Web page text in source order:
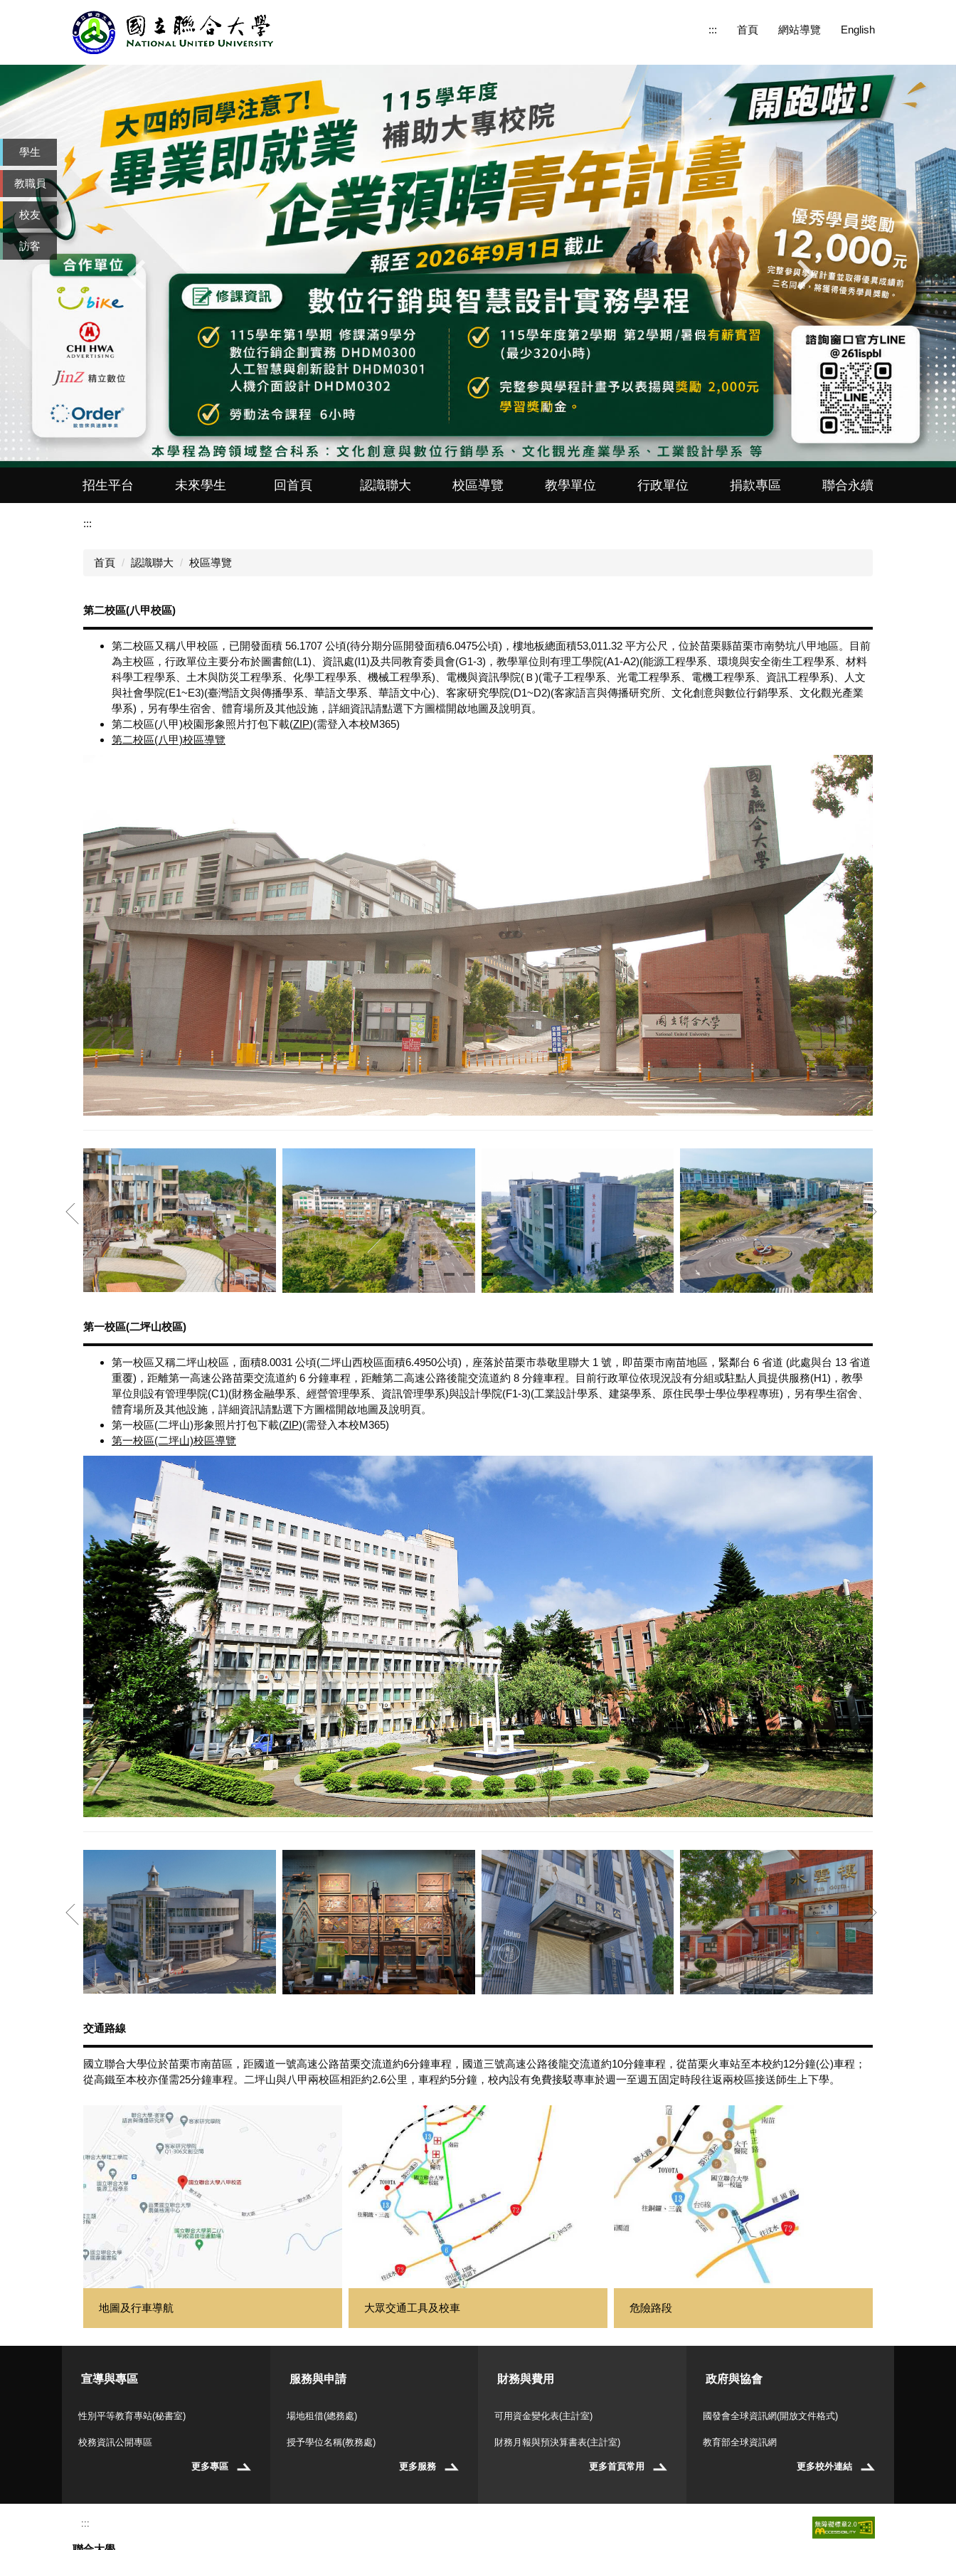
區
::: 首頁 網站導覽 English
學生
教職員
校友
訪客
招生平台 未來學生 回首頁 認識聯大 校區導覽 教學單位 行政單位 捐款專區 聯合永續
:::
首頁 認識聯大 校區導覽
第二校區(八甲校區)
第二校區又稱八甲校區，已開發面積 56.1707 公頃(待分期分區開發面積6.0475公頃)，樓地板總面積53,011.32 平方公尺，位於苗栗縣苗栗市南勢坑八甲地區。目前
為主校區，行政單位主要分布於圖書館(L1)、資訊處(I1)及共同教育委員會(G1-3)，教學單位則有理工學院(A1-A2)(能源工程學系、環境與安全衛生工程學系、材料
科學工程學系、土木與防災工程學系、化學工程學系、機械工程學系)、電機與資訊學院(Ｂ)(電子工程學系、光電工程學系、電機工程學系、資訊工程學系)、人文
與社會學院(E1~E3)(臺灣語文與傳播學系、華語文學系、華語文中心)、客家研究學院(D1~D2)(客家語言與傳播研究所、文化創意與數位行銷學系、文化觀光產業
學系)，另有學生宿舍、體育場所及其他設施，詳細資訊請點選下方圖檔開啟地圖及說明頁。
第二校區(八甲)校園形象照片打包下載(ZIP)(需登入本校M365)
第二校區(八甲)校區導覽
第一校區(二坪山校區)
第一校區又稱二坪山校區，面積8.0031 公頃(二坪山西校區面積6.4950公頃)，座落於苗栗市恭敬里聯大 1 號，即苗栗市南苗地區，緊鄰台 6 省道 (此處與台 13 省道
重覆)，距離第一高速公路苗栗交流道約 6 分鐘車程，距離第二高速公路後龍交流道約 8 分鐘車程。目前行政單位依現況設有分組或駐點人員提供服務(H1)，教學
單位則設有管理學院(C1)(財務金融學系、經營管理學系、資訊管理學系)與設計學院(F1-3)(工業設計學系、建築學系、原住民學士學位學程專班)，另有學生宿舍、
體育場所及其他設施，詳細資訊請點選下方圖檔開啟地圖及說明頁。
第一校區(二坪山)形象照片打包下載(ZIP)(需登入本校M365)
第一校區(二坪山)校區導覽
交通路線
國立聯合大學位於苗栗市南苗區，距國道一號高速公路苗栗交流道約6分鐘車程，國道三號高速公路後龍交流道約10分鐘車程，從苗栗火車站至本校約12分鐘(公)車程；
從高鐵至本校亦僅需25分鐘車程。二坪山與八甲兩校區相距約2.6公里，車程約5分鐘，校內設有免費接駁專車於週一至週五固定時段往返兩校區接送師生上下學。
地圖及行車導航 大眾交通工具及校車 危險路段
宣導與專區
性別平等教育專站(秘書室)
校務資訊公開專區
更多專區
服務與申請
場地租借(總務處)
授予學位名稱(教務處)
更多服務
財務與費用
可用資金變化表(主計室)
財務月報與預決算書表(主計室)
更多首頁常用
政府與協會
國發會全球資訊網(開放文件格式)
教育部全球資訊網
更多校外連結
:::